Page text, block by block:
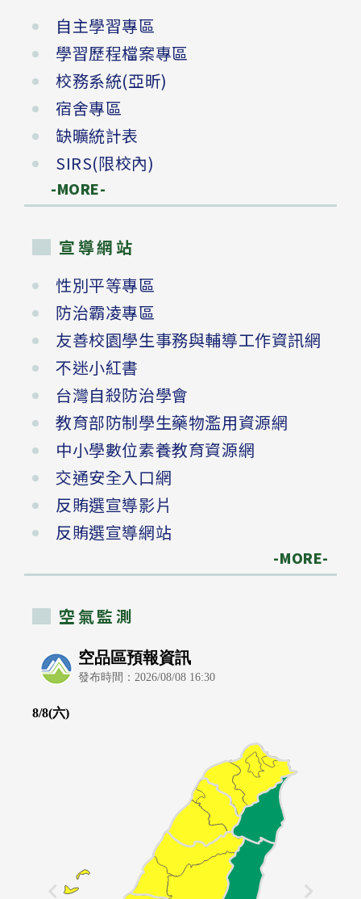
自主學習專區
學習歷程檔案專區
校務系統(亞昕)
宿舍專區
缺曠統計表
SIRS(限校內)
-MORE-
宣導網站
性別平等專區
防治霸凌專區
友善校園學生事務與輔導工作資訊網
不迷小紅書
台灣自殺防治學會
教育部防制學生藥物濫用資源網
中小學數位素養教育資源網
交通安全入口網
反賄選宣導影片
反賄選宣導網站
-MORE-
空氣監測